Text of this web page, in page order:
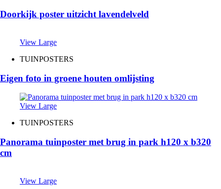
Doorkijk poster uitzicht lavendelveld
View Large
TUINPOSTERS
Eigen foto in groene houten omlijsting
View Large
TUINPOSTERS
Panorama tuinposter met brug in park h120 x b320
cm
View Large